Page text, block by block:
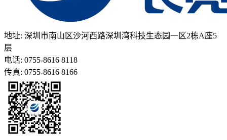
地址: 深圳市南山区沙河西路深圳湾科技生态园一区2栋A座5
层
电话: 0755-8616 8118
传真: 0755-8616 8166